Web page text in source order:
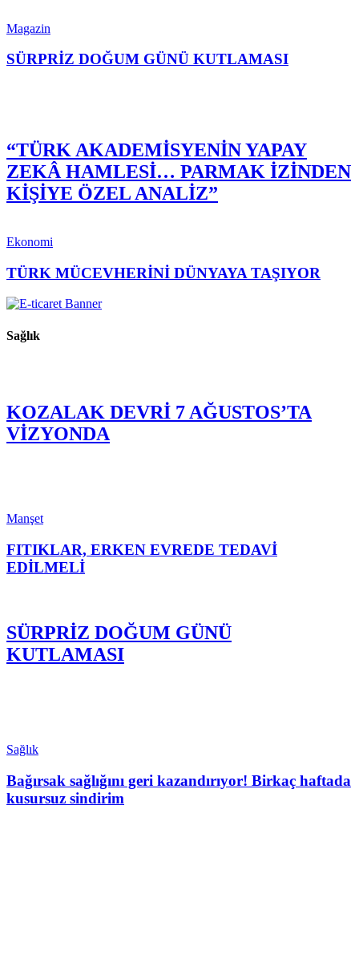
“TÜRK AKADEMİSYENİN YAPAY
ZEKÂ HAMLESİ… PARMAK İZİNDEN
KİŞİYE ÖZEL ANALİZ”
KOZALAK DEVRİ 7 AĞUSTOS’TA
VİZYONDA
SÜRPRİZ DOĞUM GÜNÜ
KUTLAMASI
Magazin
SÜRPRİZ DOĞUM GÜNÜ KUTLAMASI
Ekonomi
TÜRK MÜCEVHERİNİ DÜNYAYA TAŞIYOR
Sağlık
Manşet
FITIKLAR, ERKEN EVREDE TEDAVİ
EDİLMELİ
Sağlık
Bağırsak sağlığını geri kazandırıyor! Birkaç haftada
kusursuz sindirim